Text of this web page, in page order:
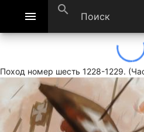
menu search
Поход номер шесть 1228-1229.